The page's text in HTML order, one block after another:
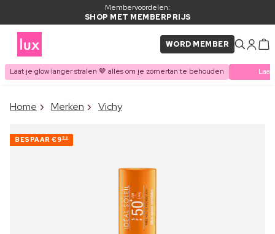
Membervoordelen:
SHOP MET MEMBERPRIJS
WORD MEMBER
Laat je glow langer stralen 🤎 alles om je zomertan te behouden
ITEM TOEGEVOEGD AAN
Vaak samen gekocht met
Home Merken Vichy
BESPAAR €9 89